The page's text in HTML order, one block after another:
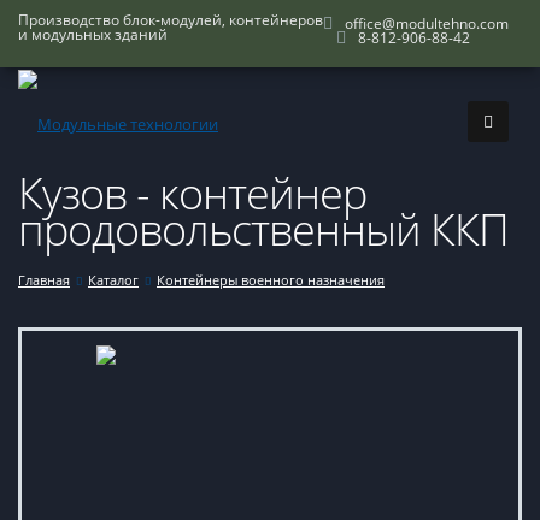
Производство блок-модулей, контейнеров
и модульных зданий
office@modultehno.com
8-812-906-88-42
Кузов - контейнер
продовольственный ККП
Главная Каталог Контейнеры военного назначения